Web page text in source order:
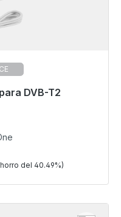
DVB-T2
de entrega 48h*
del 40.49%)